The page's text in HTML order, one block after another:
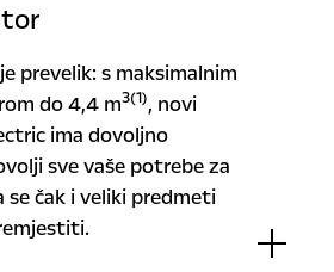
prevelik: s maksimalnim
do 4,4 m3(1), novi
ima dovoljno
sve vaše potrebe za
čak i veliki predmeti